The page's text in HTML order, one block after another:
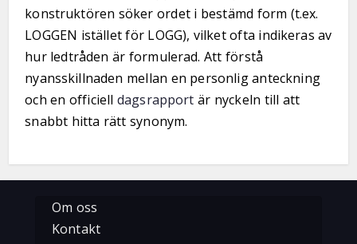
konstruktören söker ordet i bestämd form (t.ex.
LOGGEN istället för LOGG), vilket ofta indikeras av
hur ledtråden är formulerad. Att förstå
nyansskillnaden mellan en personlig anteckning
och en officiell dagsrapport är nyckeln till att
snabbt hitta rätt synonym.
Om oss
Kontakt